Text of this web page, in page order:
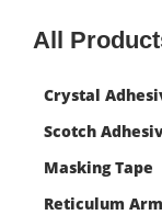
All
Crystal
Scotch
Masking Tape
Reticulum